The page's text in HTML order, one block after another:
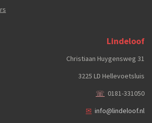
Lindeloof
Christiaan Huygensweg 31
3225 LD Hellevoetsluis
☏ 0181-331050
✉ info@lindeloof.nl